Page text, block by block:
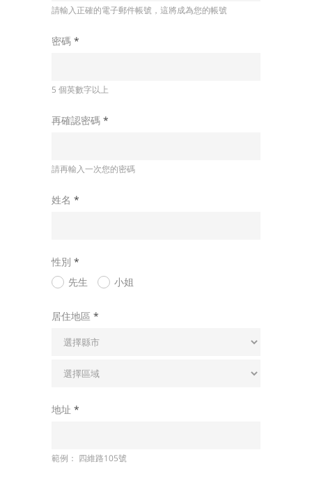
請輸入正確的電子郵件帳號，這將成為您的帳號
密碼 *
5 個英數字以上
再確認密碼 *
請再輸入一次您的密碼
姓名 *
性別 *
先生
小姐
居住地區 *
地址 *
範例： 四維路105號